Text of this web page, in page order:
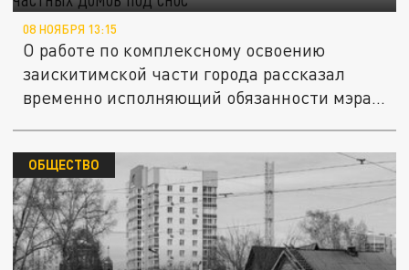
08 НОЯБРЯ 13:15
О работе по комплексному освоению
заискитимской части города рассказал
временно исполняющий обязанности мэра...
ОБЩЕСТВО